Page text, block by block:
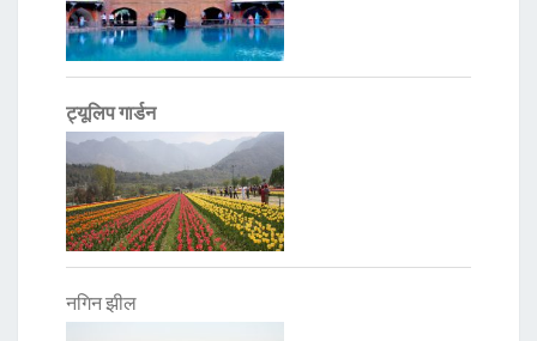
ट्यूलिप गार्डन
नगिन झील